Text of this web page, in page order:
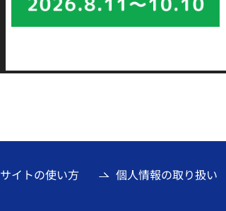
サイトの使い方 個人情報の取り扱い